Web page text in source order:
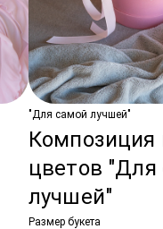
"Для самой лучшей"
Композиция
цветов "Для
лучшей"
Размер букета